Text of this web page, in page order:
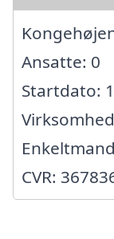
Ansatte: 0
Startdato:
CVR: